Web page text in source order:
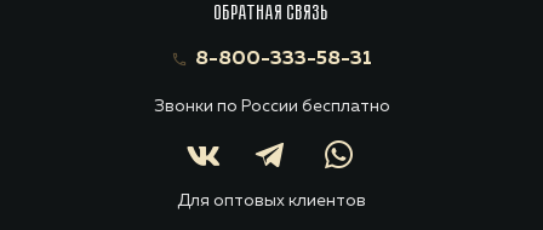
ОБРАТНАЯ СВЯЗЬ
8-800-333-58-31
Звонки по России бесплатно
Для оптовых клиентов